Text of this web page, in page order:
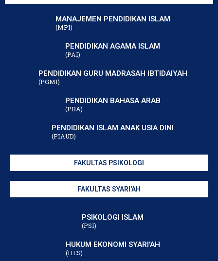
MANAJEMEN PENDIDIKAN ISLAM
(MPI)
PENDIDIKAN AGAMA ISLAM
(PAI)
PENDIDIKAN GURU MADRASAH IBTIDAIYAH
(PGMI)
PENDIDIKAN BAHASA ARAB
(PBA)
PENDIDIKAN ISLAM ANAK USIA DINI
(PIAUD)
FAKULTAS PSIKOLOGI
FAKULTAS SYARI'AH
PSIKOLOGI ISLAM
(PSI)
HUKUM EKONOMI SYARI'AH
(HES)